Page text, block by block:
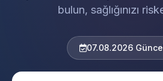
bulun, sağlığınızı
07.08.2026